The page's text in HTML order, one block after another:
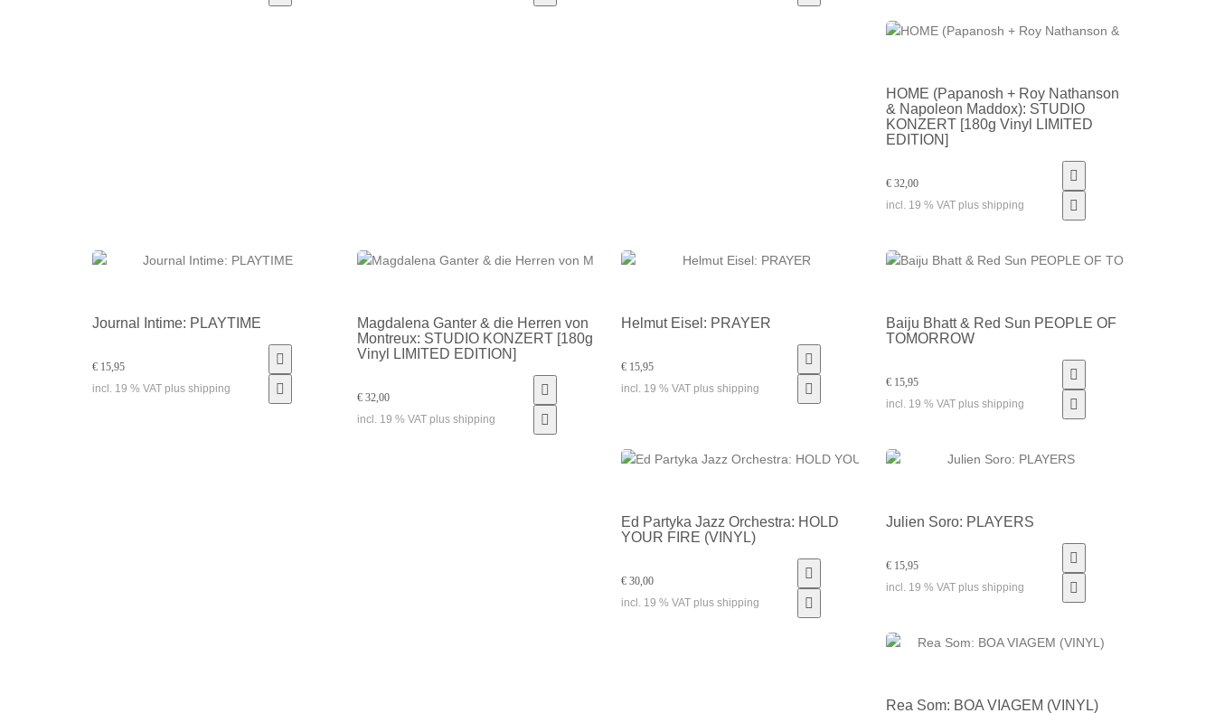
HOME (Papanosh + Roy Nathanson
& Napoleon Maddox): STUDIO
KONZERT [180g Vinyl LIMITED
EDITION]
€ 32,00
incl. 19 % VAT plus shipping
Journal Intime: PLAYTIME
€ 15,95
incl. 19 % VAT plus shipping
Magdalena Ganter & die Herren von
Montreux: STUDIO KONZERT [180g
Vinyl LIMITED EDITION]
€ 32,00
incl. 19 % VAT plus shipping
Helmut Eisel: PRAYER
€ 15,95
incl. 19 % VAT plus shipping
Baiju Bhatt & Red Sun PEOPLE OF
TOMORROW
€ 15,95
incl. 19 % VAT plus shipping
Ed Partyka Jazz Orchestra: HOLD
YOUR FIRE (VINYL)
€ 30,00
incl. 19 % VAT plus shipping
Julien Soro: PLAYERS
€ 15,95
incl. 19 % VAT plus shipping
Rea Som: BOA VIAGEM (VINYL)